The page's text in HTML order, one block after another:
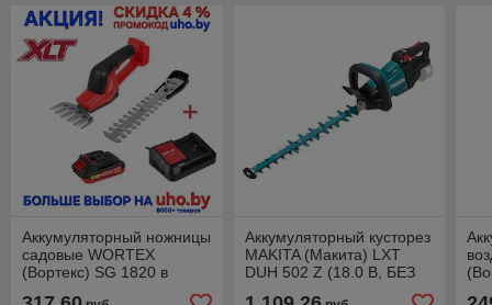
Аккумуляторный ножницы
садовые WORTEX
(Вортекс) SG 1820 в
Аккумуляторный кусторез
MAKITA (Макита) LXT
DUH 502 Z (18.0 В, БЕЗ
аккумулятор АКБА, длина